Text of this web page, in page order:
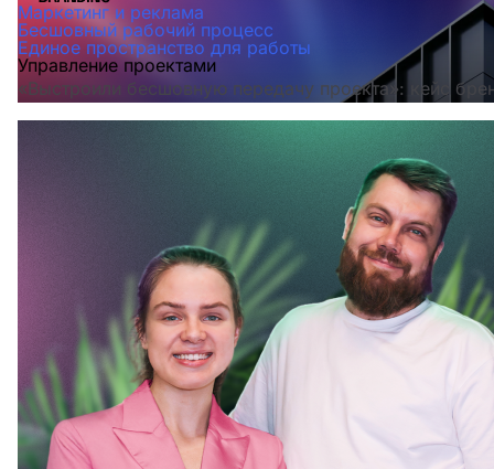
Маркетинг и реклама
Бесшовный рабочий процесс
Единое пространство для работы
Управление проектами
«Выстроили бесшовную передачу проекта»: кейс